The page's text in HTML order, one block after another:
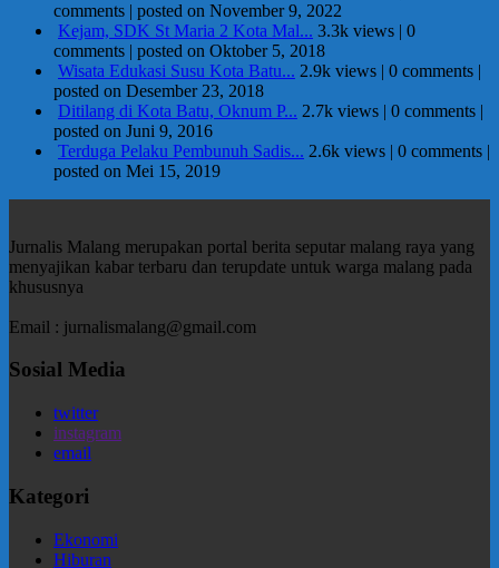
comments | posted on November 9, 2022
Kejam, SDK St Maria 2 Kota Mal... 3.3k views | 0
comments | posted on Oktober 5, 2018
Wisata Edukasi Susu Kota Batu... 2.9k views | 0 comments |
posted on Desember 23, 2018
Ditilang di Kota Batu, Oknum P... 2.7k views | 0 comments |
posted on Juni 9, 2016
Terduga Pelaku Pembunuh Sadis... 2.6k views | 0 comments |
posted on Mei 15, 2019
Jurnalis Malang merupakan portal berita seputar malang raya yang
menyajikan kabar terbaru dan terupdate untuk warga malang pada
khususnya
Email : jurnalismalang@gmail.com
Sosial Media
twitter
instagram
email
Kategori
Ekonomi
Hiburan